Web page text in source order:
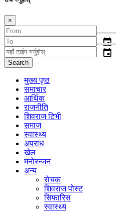
×
event
event
Search
मुख्य पृष्ठ
समाचार
आर्थिक
राजनीति
शिवराज टिभी
समाज
स्वास्थ्य
अपराध
खेल
मनोरन्जन
अन्य
रोचक
शिवराज पोस्ट
सिफारिस
स्वास्थ्य